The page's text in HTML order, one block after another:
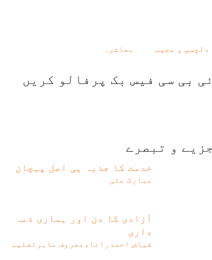
دلچسپ و عجیب معاشرہ
بی سی فیس بک پرفالو کریں
و تبصرے
خدمت کا جذبہ ہی اصل پہچان
مبارک علی
آزادی کا دن اور ہماری ذمہ
داری
فیاض احمدرانا،معروف ماہرتعلیم